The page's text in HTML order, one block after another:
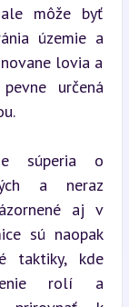
môže byť
územie a
lovia a
určená
súperia o
a neraz
aj v
sú naopak
taktiky, kde
rolí a